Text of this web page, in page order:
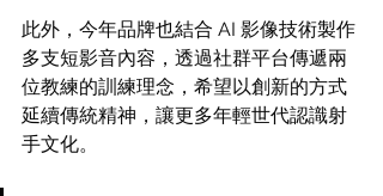
此外，今年品牌也結合 AI 影像技術製作
多支短影音內容，透過社群平台傳遞兩
位教練的訓練理念，希望以創新的方式
延續傳統精神，讓更多年輕世代認識射
手文化。